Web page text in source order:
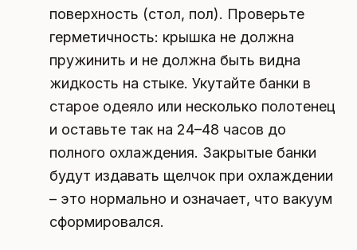
поверхность (стол, пол). Проверьте
герметичность: крышка не должна
пружинить и не должна быть видна
жидкость на стыке. Укутайте банки в
старое одеяло или несколько полотенец
и оставьте так на 24–48 часов до
полного охлаждения. Закрытые банки
будут издавать щелчок при охлаждении
– это нормально и означает, что вакуум
сформировался.